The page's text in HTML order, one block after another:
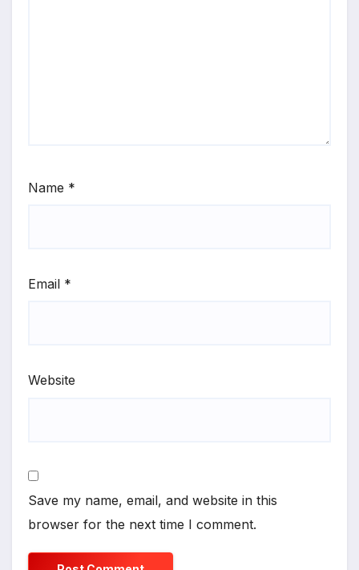
Name *
Email *
Website
Save my name, email, and website in this
browser for the next time I comment.